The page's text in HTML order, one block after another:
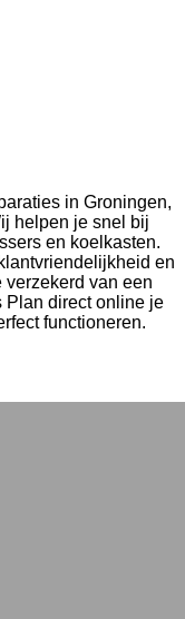
in Groningen,
helpen je snel bij
en koelkasten.
en
verzekerd van een
Plan direct online je
functioneren.